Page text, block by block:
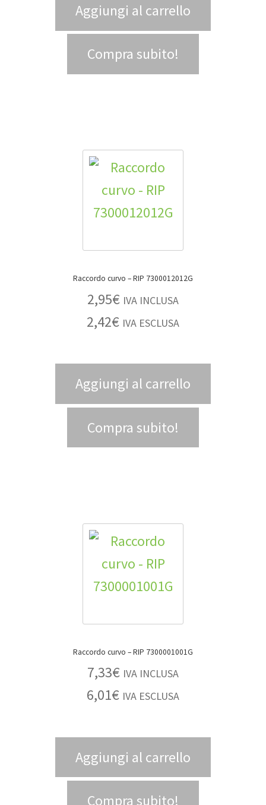
Aggiungi al carrello
Compra subito!
Raccordo curvo – RIP 7300012012G
2,95€ IVA INCLUSA
2,42€ IVA ESCLUSA
Aggiungi al carrello
Compra subito!
Raccordo curvo – RIP 7300001001G
7,33€ IVA INCLUSA
6,01€ IVA ESCLUSA
Aggiungi al carrello
Compra subito!